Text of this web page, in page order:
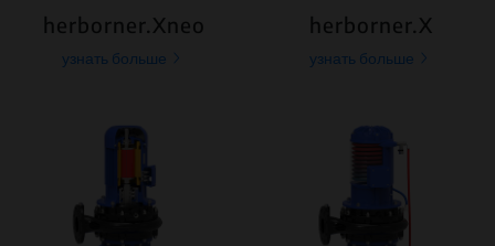
herborner.Xneo
узнать больше
herborner.X
узнать больше